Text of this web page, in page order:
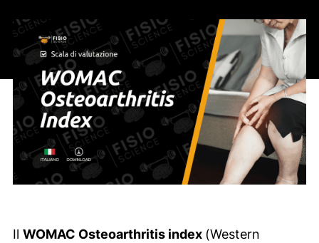
Il WOMAC Osteoarthritis index (Western